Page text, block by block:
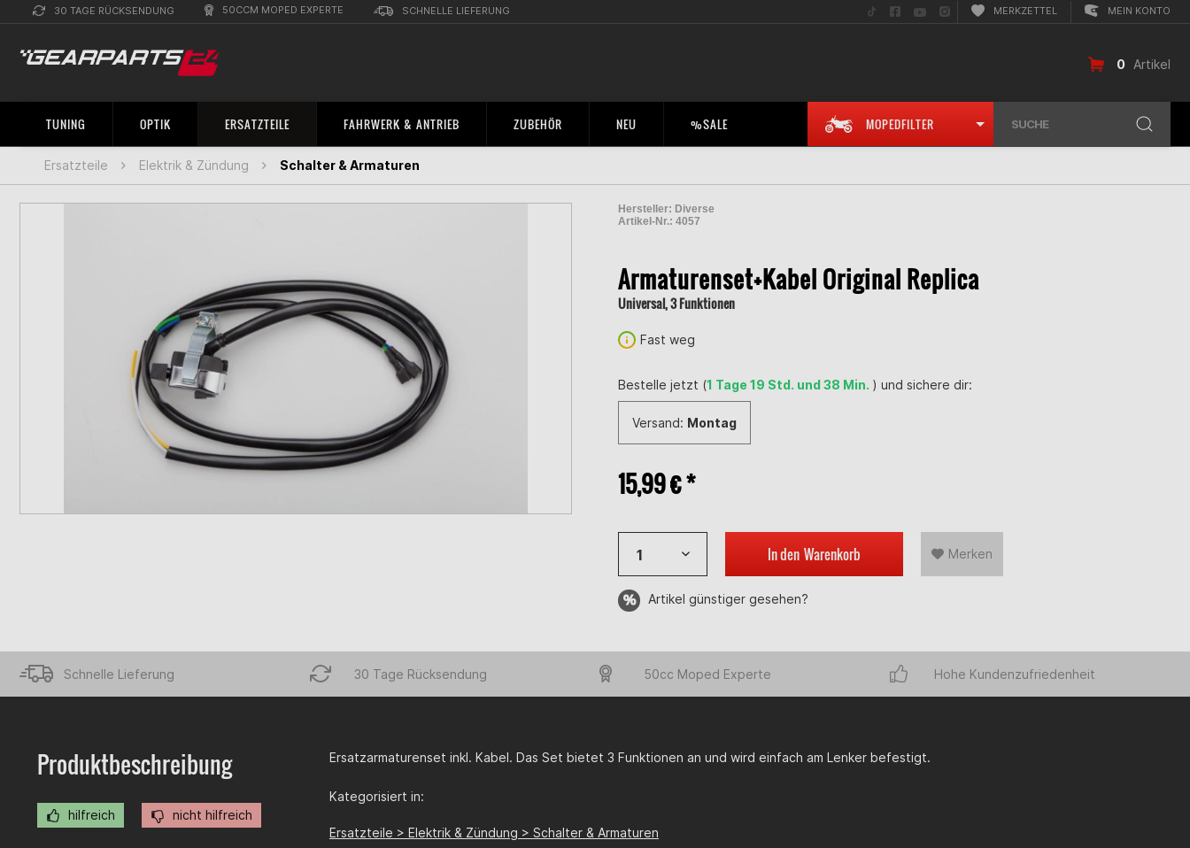
30 TAGE RÜCKSENDUNG 50CCM MOPED EXPERTE SCHNELLE LIEFERUNG
Folge
uns
Folge
uns
Folge
uns
Folge
uns
MERKZETTEL MEIN KONTO
0 Artikel
TUNING OPTIK ERSATZTEILE FAHRWERK & ANTRIEB ZUBEHÖR NEU %SALE MOPEDFILTER SUCHE
Ersatzteile Elektrik & Zündung Schalter & Armaturen
Hersteller: Diverse
Artikel-Nr.: 4057
Armaturenset+Kabel Original Replica
Universal, 3 Funktionen
Fast weg
Bestelle jetzt (1 Tage 19 Std. und 38 Min. ) und sichere dir:
Versand: Montag
15,99 € *
In den Warenkorb Merken
Artikel günstiger gesehen?
Schnelle Lieferung 30 Tage Rücksendung 50cc Moped Experte Hohe Kundenzufriedenheit
Produktbeschreibung
hilfreich nicht hilfreich
Ersatzarmaturenset inkl. Kabel. Das Set bietet 3 Funktionen an und wird einfach am Lenker befestigt.
Kategorisiert in:
Ersatzteile > Elektrik & Zündung > Schalter & Armaturen